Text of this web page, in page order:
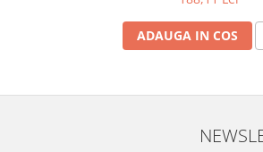
ADAUGA IN COS